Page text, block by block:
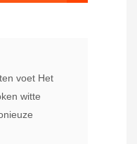
voet Het
witte